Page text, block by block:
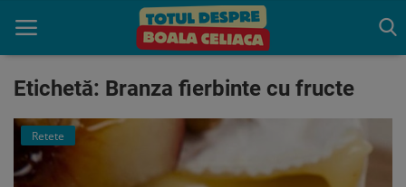
Acasă
Boala celiaca
Etichetă: Branza fierbinte cu fructe
Retete